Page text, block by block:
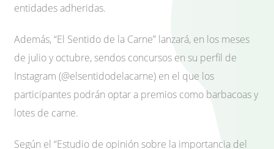
entidades adheridas.
Además, “El Sentido de la Carne” lanzará, en los meses
de julio y octubre, sendos concursos en su perfil de
Instagram (@elsentidodelacarne) en el que los
participantes podrán optar a premios como barbacoas y
lotes de carne.
Según el “Estudio de opinión sobre la importancia del